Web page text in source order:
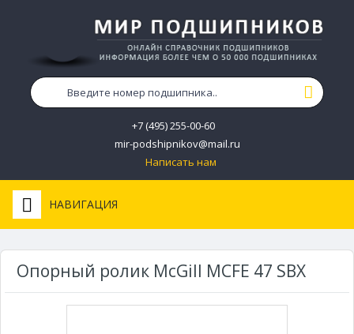
+7 (495) 255-00-60
mir-podshipnikov@mail.ru
Написать нам
НАВИГАЦИЯ
Опорный ролик McGill MCFE 47 SBX